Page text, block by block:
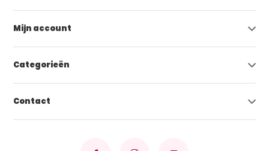
Mijn account
Categorieën
Contact